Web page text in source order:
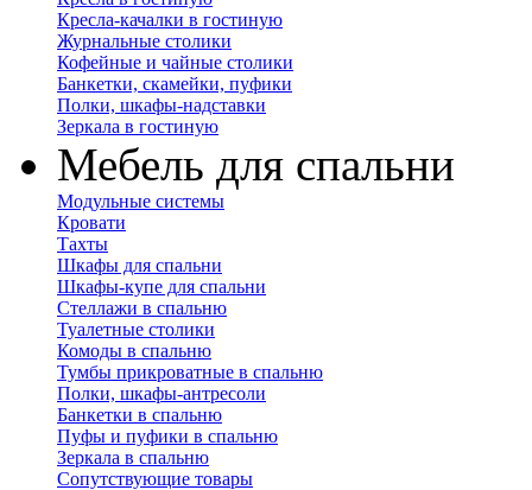
Кресла-качалки в гостиную
Журнальные столики
Кофейные и чайные столики
Банкетки, скамейки, пуфики
Полки, шкафы-надставки
Зеркала в гостиную
Мебель для спальни
Модульные системы
Кровати
Тахты
Шкафы для спальни
Шкафы-купе для спальни
Стеллажи в спальню
Туалетные столики
Комоды в спальню
Тумбы прикроватные в спальню
Полки, шкафы-антресоли
Банкетки в спальню
Пуфы и пуфики в спальню
Зеркала в спальню
Сопутствующие товары